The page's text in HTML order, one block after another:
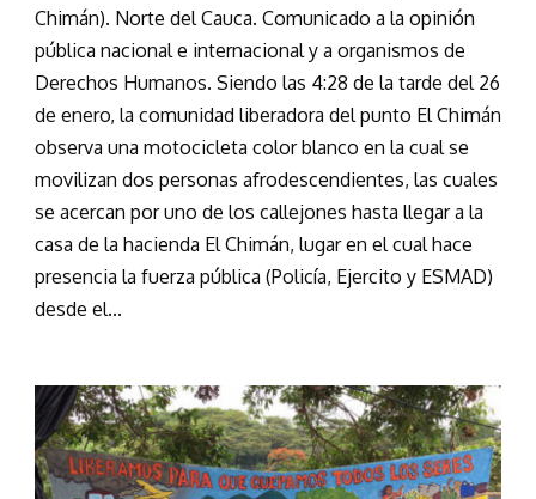
Chimán). Norte del Cauca. Comunicado a la opinión
pública nacional e internacional y a organismos de
Derechos Humanos. Siendo las 4:28 de la tarde del 26
de enero, la comunidad liberadora del punto El Chimán
observa una motocicleta color blanco en la cual se
movilizan dos personas afrodescendientes, las cuales
se acercan por uno de los callejones hasta llegar a la
casa de la hacienda El Chimán, lugar en el cual hace
presencia la fuerza pública (Policía, Ejercito y ESMAD)
desde el...